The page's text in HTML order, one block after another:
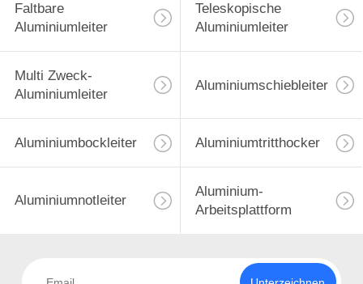
Faltbare
Aluminiumleiter
Teleskopische
Aluminiumleiter
Multi Zweck-
Aluminiumleiter
Aluminiumschiebleiter
Aluminiumbockleiter Aluminiumtritthocker
Aluminiumnotleiter
Aluminium-
Arbeitsplattform